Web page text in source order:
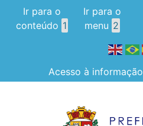
Ir para o
conteúdo 1
Ir para o
menu 2
Acesso à informação